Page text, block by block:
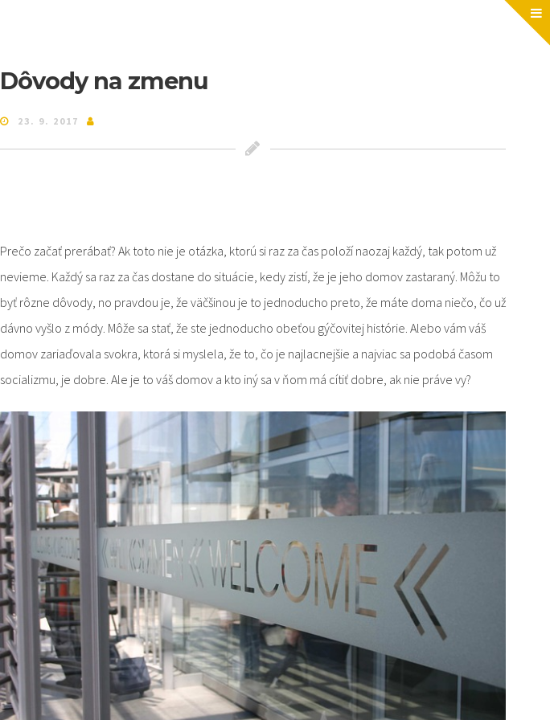
Dôvody na zmenu
23. 9. 2017
Prečo začať prerábať? Ak toto nie je otázka, ktorú si raz za čas položí naozaj každý, tak potom už
nevieme. Každý sa raz za čas dostane do situácie, kedy zistí, že je jeho domov zastaraný. Môžu to
byť rôzne dôvody, no pravdou je, že väčšinou je to jednoducho preto, že máte doma niečo, čo už
dávno vyšlo z módy. Môže sa stať, že ste jednoducho obeťou gýčovitej histórie. Alebo vám váš
domov zariaďovala svokra, ktorá si myslela, že to, čo je najlacnejšie a najviac sa podobá časom
socializmu, je dobre. Ale je to váš domov a kto iný sa v ňom má cítiť dobre, ak nie práve vy?